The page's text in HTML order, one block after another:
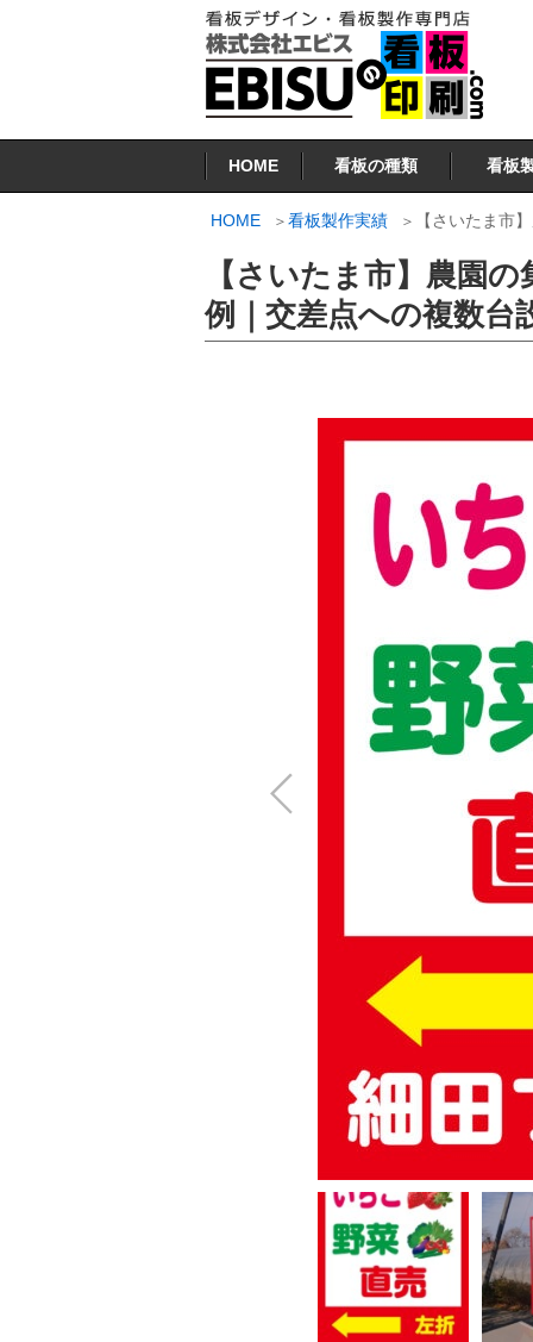
ツ
看板印刷.COM
HOME 看板の種類 看板
HOME 看板製作実績 【さいたま市
【さいたま市】農園
例｜交差点への複数台